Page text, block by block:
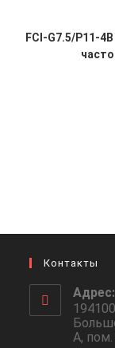
FCI-G7.5/P11-
Контакты
Адрес:
А,